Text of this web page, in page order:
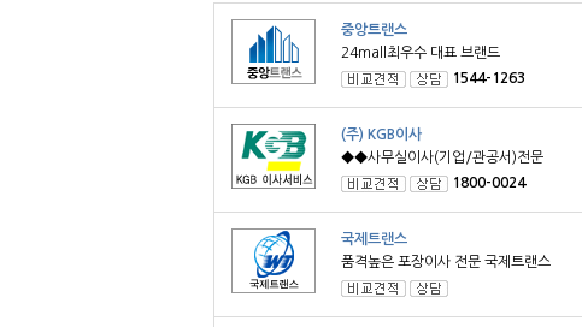
중앙트랜스
24mall최우수 대표 브랜드
1544-1263
(주) KGB이사
◆◆사무실이사(기업/관공서)전문
1800-0024
국제트랜스
품격높은 포장이사 전문 국제트랜스